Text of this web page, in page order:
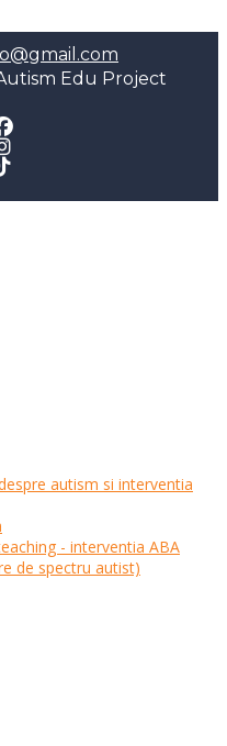
Edu Project
autism si interventia
- interventia ABA
de spectru autist)